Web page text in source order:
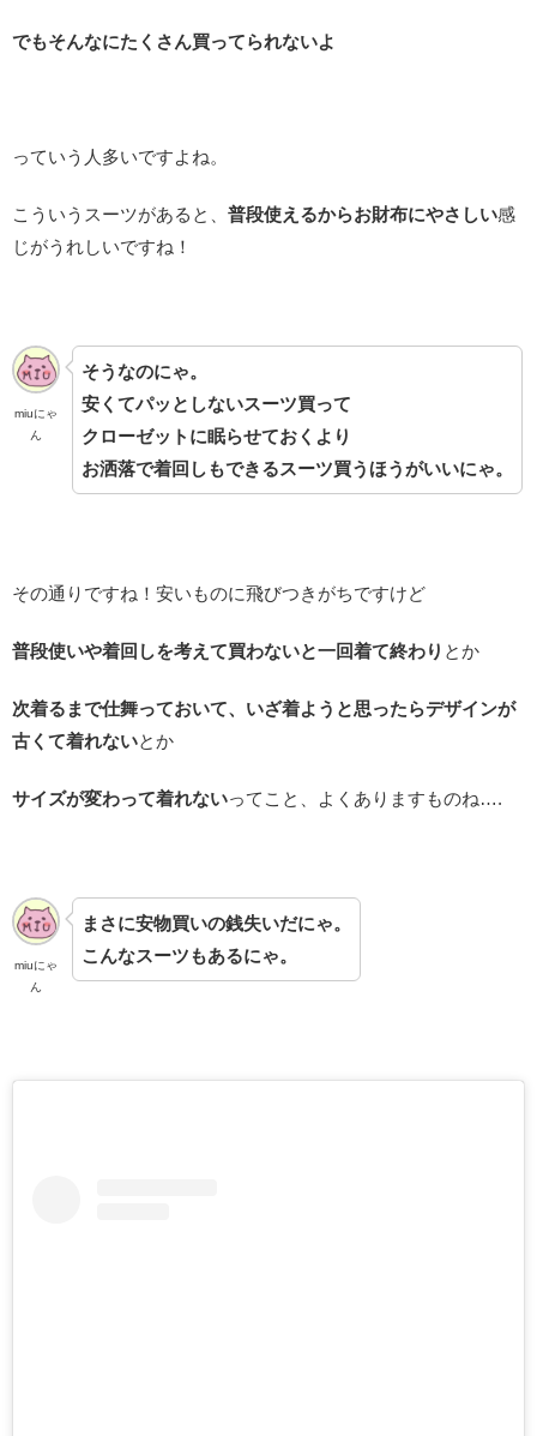
でもそんなにたくさん買ってられないよ
っていう人多いですよね。
こういうスーツがあると、 普段使えるからお財布にやさしい感
じがうれしいですね！
miuにゃ
ん
そうなのにゃ。
安くてパッとしないスーツ買って
クローゼットに眠らせておくより
お洒落で着回しもできるスーツ買うほうがいいにゃ。
その通りですね！安いものに飛びつきがちですけど
普段使いや着回しを考えて買わないと一回着て終わり とか
次着るまで仕舞っておいて、いざ着ようと思ったらデザインが
古くて着れないとか
サイズが変わって着れないってこと、よくありますものね….
miuにゃ
ん
まさに安物買いの銭失いだにゃ。
こんなスーツもあるにゃ。